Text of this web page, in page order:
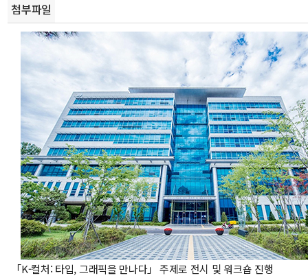
첨부파일
「K-컬처: 타입, 그래픽을 만나다」 주제로 전시 및 워크숍 진행